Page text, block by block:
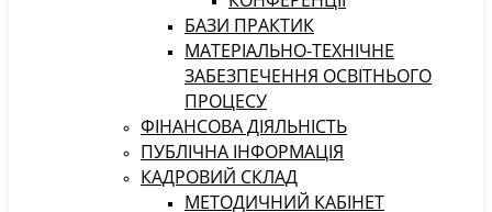
БАЗИ ПРАКТИК
МАТЕРІАЛЬНО-ТЕХНІЧНЕ
ЗАБЕЗПЕЧЕННЯ ОСВІТНЬОГО
ПРОЦЕСУ
ФІНАНСОВА ДІЯЛЬНІСТЬ
ПУБЛІЧНА ІНФОРМАЦІЯ
КАДРОВИЙ СКЛАД
МЕТОДИЧНИЙ КАБІНЕТ